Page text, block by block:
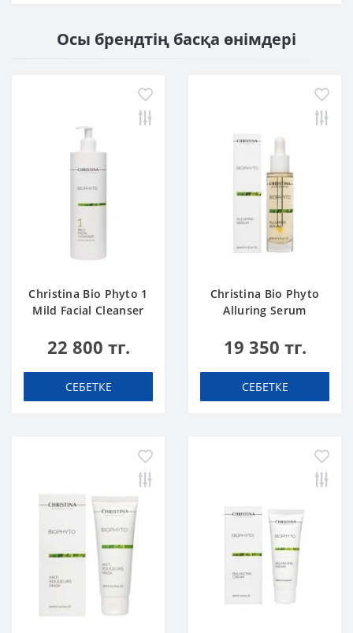
Осы брендтің басқа өнімдері
Christina Bio Phyto 1
Mild Facial Cleanser
22 800 тг.
СЕБЕТКЕ
Christina Bio Phyto
Alluring Serum
19 350 тг.
СЕБЕТКЕ